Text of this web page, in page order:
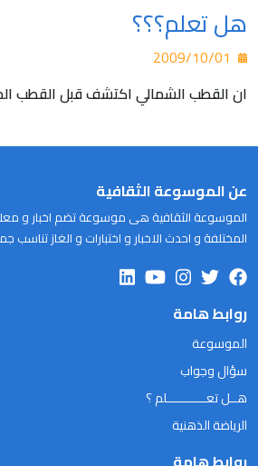
هل تعلم؟؟؟
ان القطب الشمالي اكتشف قبل القطب
عن الموسوعة الثقافية
الموسوعة الثقافية هى موسوعة تضم اخبار و
المختلفة و احدث الاخبار و اختبارات و الغاز تناسب
روابط هامة
الموسوعة
سؤال وجواب
هــل تعـــــــــــلم ؟
الرياضة الذهنية